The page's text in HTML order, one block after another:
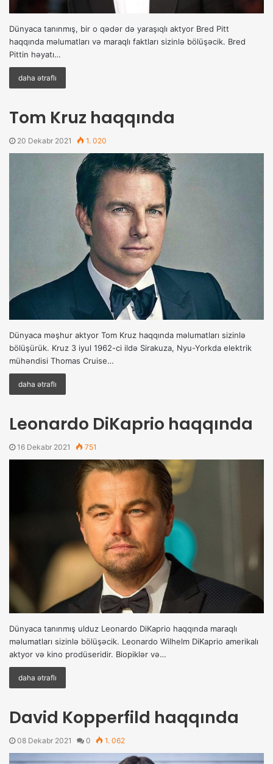
Dünyaca tanınmış, bir o qədər də yaraşıqlı aktyor Bred Pitt
haqqında məlumatları və maraqlı faktları sizinlə bölüşəcik. Bred
Pittin həyatı…
daha ətraflı
Tom Kruz haqqında
20 Dekabr 2021 1. 020
Dünyaca məşhur aktyor Tom Kruz haqqında məlumatları sizinlə
bölüşürük. Kruz 3 iyul 1962-ci ildə Sirakuza, Nyu-Yorkda elektrik
mühəndisi Thomas Cruise…
daha ətraflı
Leonardo DiKaprio haqqında
16 Dekabr 2021 751
Dünyaca tanınmış ulduz Leonardo DiKaprio haqqında maraqlı
məlumatları sizinlə bölüşəcik. Leonardo Wilhelm DiKaprio amerikalı
aktyor və kino prodüseridir. Biopiklər və…
daha ətraflı
David Kopperfild haqqında
08 Dekabr 2021 0 1. 062